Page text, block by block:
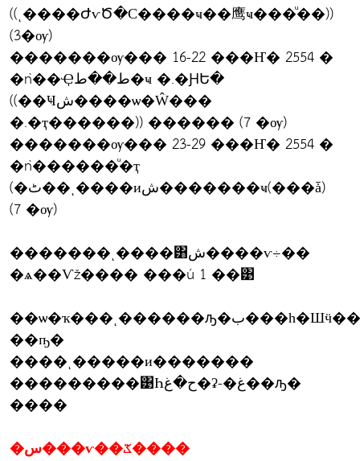
((ͺ����ԺѵԾ�С����ҹ��鹰ҹ���ͧ��))
(3�ѹ)
�������ѹ��� 16-22 ���Ҥ� 2554 �
�ǹ��Ҿط��ط�ҹ �.�ԨԵ�
((��Ҹش����ѡ�Ŵ���
�.�ҭ������)) ������ (7 �ѹ)
�������ѹ��� 23-29 ���Ҥ� 2554 �
�ǹ������ͧ�ҭ
(�ٹ��ͺ����иش�������ҹ(���ǡ)
(7 �ѹ)
�������ͺ����͸ش����ѵ÷��
�ѧ��Ѵž���� ���ú 1 ��͹
��ѡ�ҡ���ͺ������ԡ�ب���һ�Шӵ���ٹ��ͺ����ԺѵԸ����ٹ���Ң�
��ҧ�
����ͺ�����и�������
���������͹Һح�غ�ʡ-�غ��ԡ�
����
�س���ѵ��ػ����